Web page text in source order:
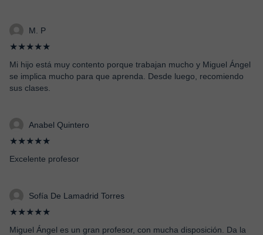
M. P
★★★★★
Mi hijo está muy contento porque trabajan mucho y Miguel Ángel
se implica mucho para que aprenda. Desde luego, recomiendo
sus clases.
Anabel Quintero
★★★★★
Excelente profesor
Sofía De Lamadrid Torres
★★★★★
Miguel Ángel es un gran profesor, con mucha disposición. Da la